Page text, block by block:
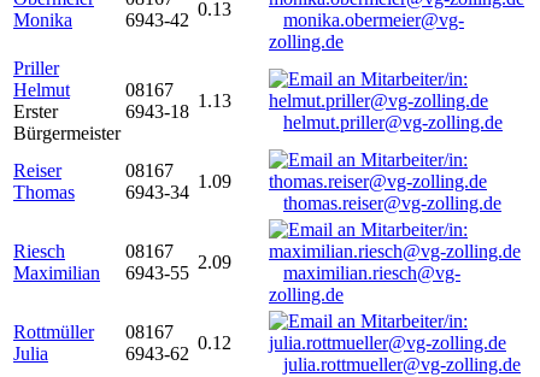
Monika
6943-42
0.13
monika.obermeier@vg-
zolling.de
Priller
Helmut
Erster
Bürgermeister
08167
6943-18
1.13
helmut.priller@vg-zolling.de
Reiser
Thomas
08167
6943-34
1.09
thomas.reiser@vg-zolling.de
Riesch
Maximilian
08167
6943-55
2.09
maximilian.riesch@vg-
zolling.de
Rottmüller
Julia
08167
6943-62
0.12
julia.rottmueller@vg-zolling.de